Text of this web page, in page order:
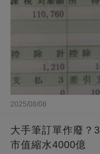
2025/08/08
大手筆訂單作廢？
市值縮水4000億